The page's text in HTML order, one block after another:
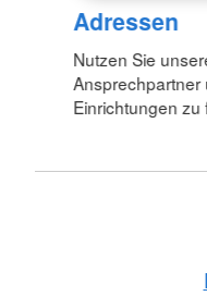
Adressen
Nutzen Sie
Ansprechpartner
Einrichtungen zu